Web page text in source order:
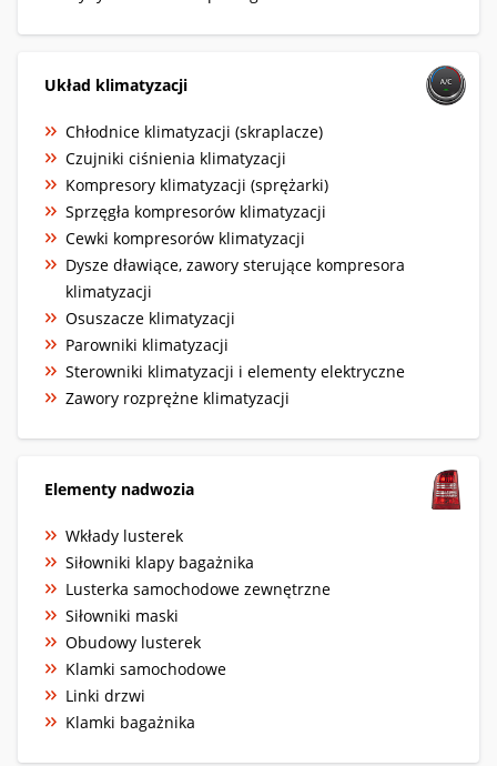
Układ klimatyzacji
Chłodnice klimatyzacji (skraplacze)
Czujniki ciśnienia klimatyzacji
Kompresory klimatyzacji (sprężarki)
Sprzęgła kompresorów klimatyzacji
Cewki kompresorów klimatyzacji
Dysze dławiące, zawory sterujące kompresora
klimatyzacji
Osuszacze klimatyzacji
Parowniki klimatyzacji
Sterowniki klimatyzacji i elementy elektryczne
Zawory rozprężne klimatyzacji
Elementy nadwozia
Wkłady lusterek
Siłowniki klapy bagażnika
Lusterka samochodowe zewnętrzne
Siłowniki maski
Obudowy lusterek
Klamki samochodowe
Linki drzwi
Klamki bagażnika